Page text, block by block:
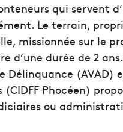
qui servent
Le terrain,
missionnée sur le
d’une durée de 2
Délinquance
Phocéen)
ou